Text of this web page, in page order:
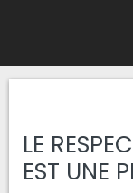
LE
EST UNE